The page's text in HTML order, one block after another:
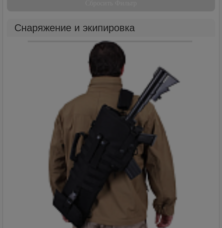
Снаряжение и экипировка